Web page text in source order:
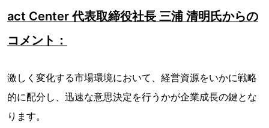
act Center 代表取締役社長 三浦 清明氏からの
コメント：
激しく変化する市場環境において、経営資源をいかに戦略
的に配分し、迅速な意思決定を行うかが企業成長の鍵とな
ります。